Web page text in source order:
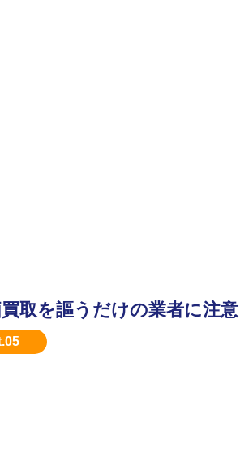
取を謳うだけの業者に注意
査定内容をしっかり説明してくれる業